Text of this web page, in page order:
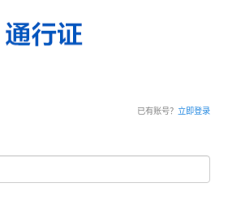
已有账号？ 立即登录